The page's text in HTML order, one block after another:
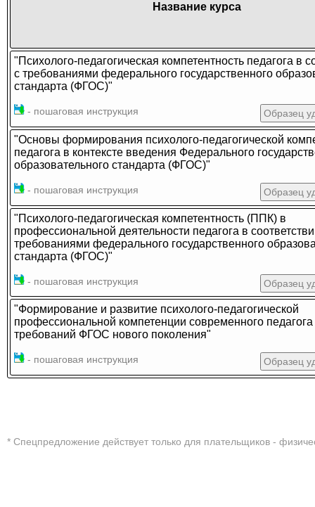
Название курса
"Психолого-педагогическая компетентность педагога в
с требованиями федерального государственного
стандарта (ФГОС)"
- пошаговая инструкция Образец
"Основы формирования психолого-педагогической
педагога в контексте введения Федерального
образовательного стандарта (ФГОС)"
- пошаговая инструкция Образец
"Психолого-педагогическая компетентность (ППК) в
профессиональной деятельности педагога в
требованиями федерального государственного
стандарта (ФГОС)"
- пошаговая инструкция Образец
"Формирование и развитие психолого-педагогической
профессиональной компетенции современного педагога
требований ФГОС нового поколения"
- пошаговая инструкция Образец
* Cпецпредложение действует только для плательщиков -